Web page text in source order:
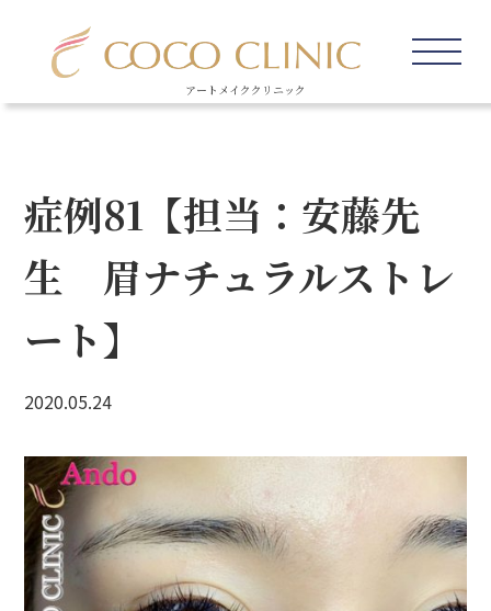
アートメイククリニック
症例81【担当：安藤先
生 眉ナチュラルストレ
ート】
2020.05.24